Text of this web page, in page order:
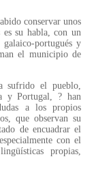
conservar unos
es su habla, con un
portugués y
el municipio de
sufrido el pueblo,
y Portugal, ? han
a los propios
que observan su
de encuadrar el
con el
propias,